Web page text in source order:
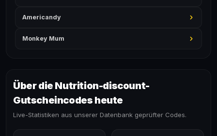
Americandy
Monkey Mum
Über die Nutrition-discount-
Gutscheincodes heute
Live-Statistiken aus unserer Datenbank geprüfter Codes.